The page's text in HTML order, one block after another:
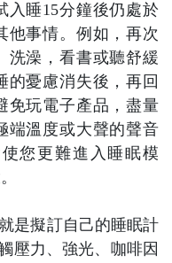
入睡15分鐘後仍處於
他事情。例如，再次
洗澡，看書或聽舒緩
的憂慮消失後，再回
免玩電子產品，盡量
端溫度或大聲的聲音
您更難進入睡眠模
是擬訂自己的睡眠計
壓力、強光、咖啡因